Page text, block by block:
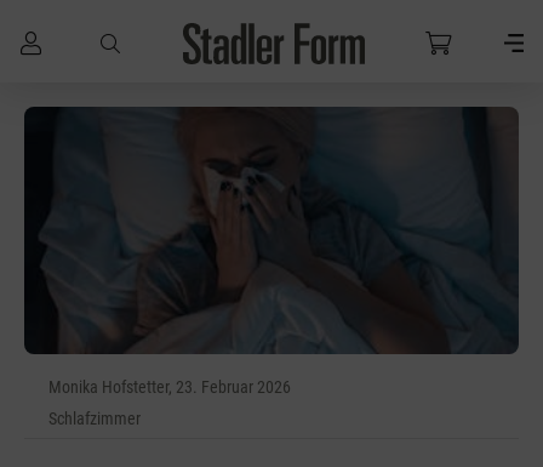
Zum Hauptinhalt springen
Monika Hofstetter, 23. Februar 2026
Schlafzimmer